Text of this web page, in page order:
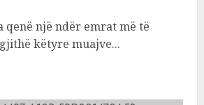
qenë një ndër emrat më të
këtyre muajve...